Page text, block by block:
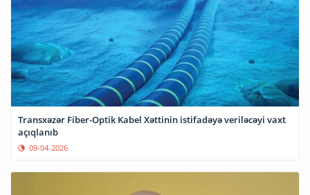
Transxəzər Fiber-Optik Kabel Xəttinin istifadəyə veriləcəyi vaxt
açıqlanıb
09-04-2026